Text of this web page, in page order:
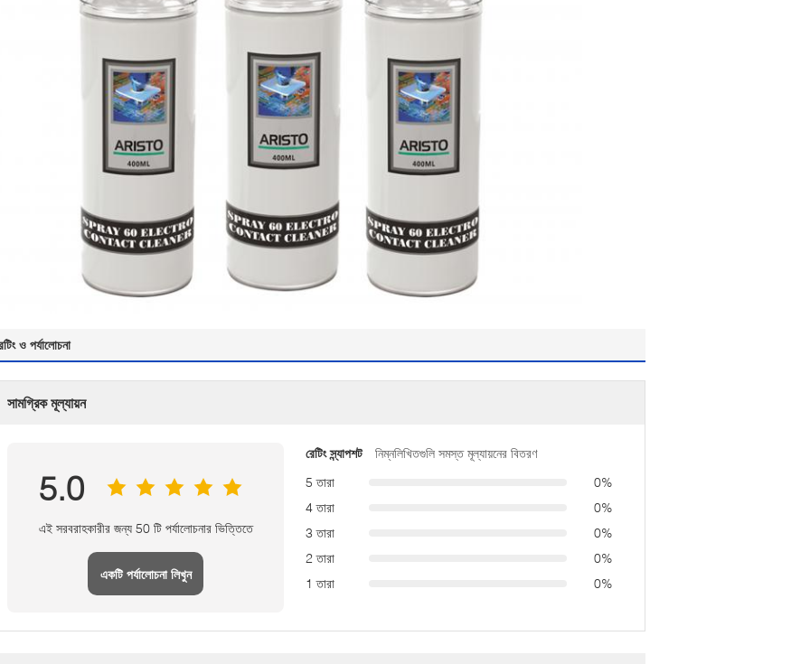
ও পর্যালোচনা
সামগ্রিক মূল্যায়ন
5.0
এই সরবরাহকারীর জন্য 50 টি পর্যালোচনার ভিত্তিতে
একটি পর্যালোচনা লিখুন
রেটিং স্ন্যাপশট
নিম্নলিখিতগুলি সমস্ত মূল্যায়নের বিতরণ
5 তারা
0%
4 তারা
0%
3 তারা
0%
2 তারা
0%
1 তারা
0%